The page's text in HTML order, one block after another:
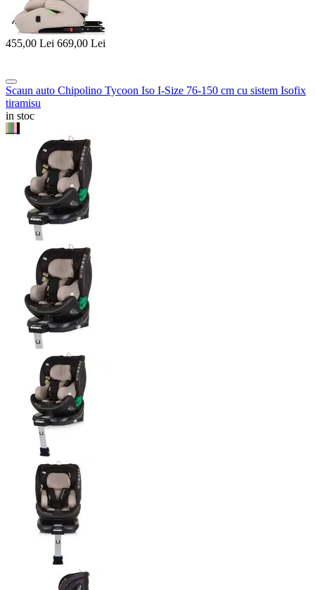
455,00 Lei 669,00 Lei
Scaun auto Chipolino Tycoon Iso I-Size 76-150 cm cu sistem Isofix
tiramisu
in stoc